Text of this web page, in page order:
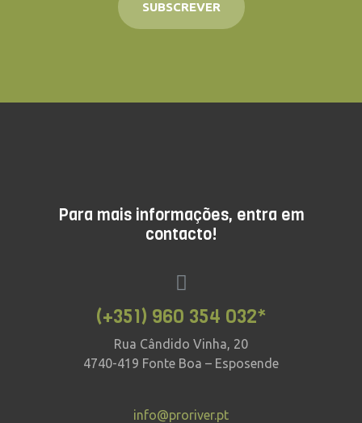
SUBSCREVER
Para mais informações, entra em
contacto!
(+351) 960 354 032*
Rua Cândido Vinha, 20
4740-419 Fonte Boa – Esposende
info@proriver.pt